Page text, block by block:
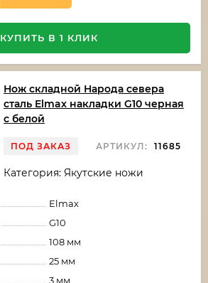
КУПИТЬ В 1 КЛИК
Нож складной Народа севера
сталь Elmax накладки G10 черная
с белой
ПОД ЗАКАЗ АРТИКУЛ: 11685
Категория: Якутские ножи
Elmax
G10
108 мм
25 мм
3 мм